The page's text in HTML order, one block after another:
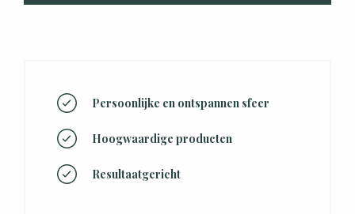
Persoonlijke en ontspannen sfeer
Hoogwaardige producten
Resultaatgericht